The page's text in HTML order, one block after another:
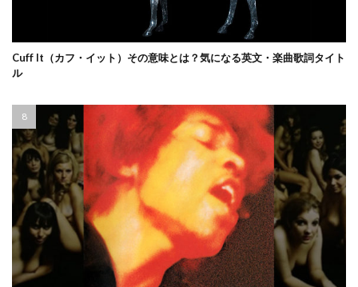
Cuff It（カフ・イット）その意味とは？気になる英文・楽曲歌詞タイト
ル